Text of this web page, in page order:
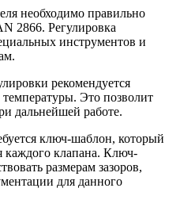
необходимо правильно
2866. Регулировка
инструментов и
рекомендуется
температуры. Это позволит
дальнейшей работе.
ключ-шаблон, который
каждого клапана. Ключ-
размерам зазоров,
для данного